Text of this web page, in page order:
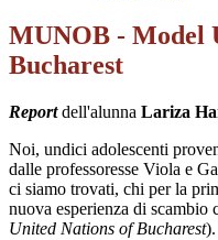
MUNOB - Model
Bucharest
Reportdell'alunna Lariza
Noi, undici adolescenti
dalle professoresse Viola e
ci siamo trovati, chi per la
nuova esperienza di
United Nations of Bucharest).